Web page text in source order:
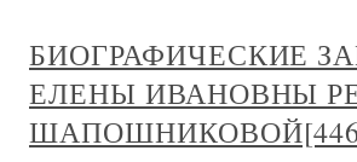
БИОГРАФИЧЕСКИЕ
ЕЛЕНЫ ИВАНОВНЫ